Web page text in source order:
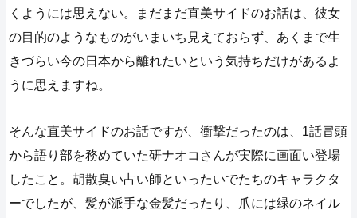
くようには思えない。まだまだ直美サイドのお話は、彼女
の目的のようなものがいまいち見えておらず、あくまで生
きづらい今の日本から離れたいという気持ちだけがあるよ
うに思えますね。
そんな直美サイドのお話ですが、衝撃だったのは、1話冒頭
から語り部を務めていた研ナオコさんが実際に画面い登場
したこと。胡散臭い占い師といったいでたちのキャラクタ
ーでしたが、髪が派手な金髪だったり、爪には緑のネイル